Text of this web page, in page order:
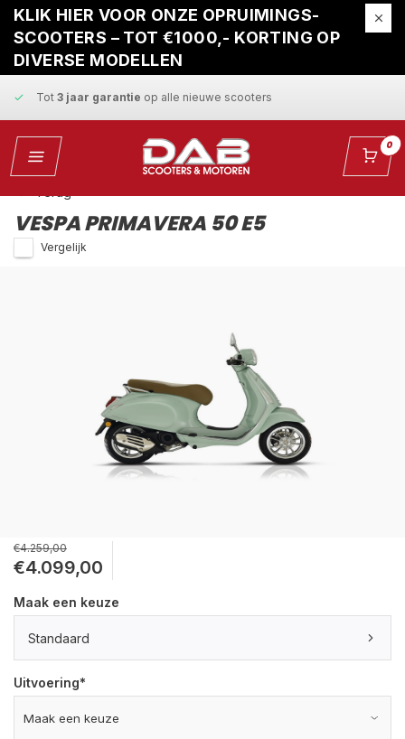
KLIK HIER VOOR ONZE OPRUIMINGS-
SCOOTERS – TOT €1000,- KORTING OP
DIVERSE MODELLEN
Gratis ophaalservicebij reparatie
Snelle leveringen vaste scherpe prijzen
Tot 3 jaar garantie op alle nieuwe scooters
Gratis ophaalservicebij reparatie 0
VESPA PRIMAVERA 50 E5
Vergelijk
€4.259,00
€4.099,00
Maak een keuze
Standaard
Uitvoering*